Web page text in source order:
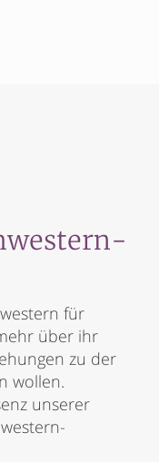
für
über ihr
zu der
wollen.
unserer